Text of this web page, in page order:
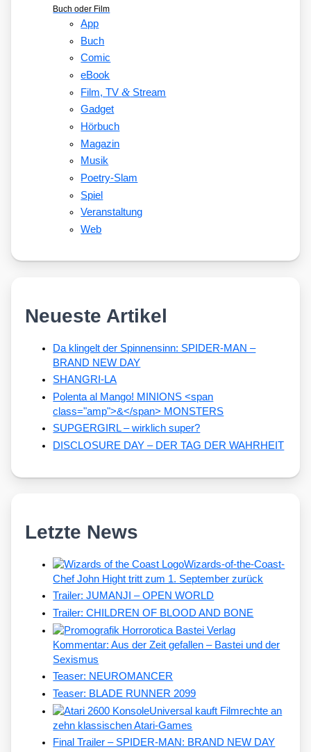
Buch oder Film
App
Buch
Comic
eBook
Film, TV&Stream
Gadget
Hörbuch
Magazin
Musik
Poetry-Slam
Spiel
Veranstaltung
Web
Neueste Artikel
Da klingelt der Spinnensinn: SPIDER-MAN –
BRAND NEW DAY
SHANGRI-LA
Polenta al Mango! MINIONS <span
class="amp">&</span> MONSTERS
SUPGERGIRL – wirklich super?
DISCLOSURE DAY – DER TAG DER WAHRHEIT
Letzte News
Wizards-of-the-Coast-
Chef John Hight tritt zum 1. September zurück
Trailer: JUMANJI – OPEN WORLD
Trailer: CHILDREN OF BLOOD AND BONE
Kommentar: Aus der Zeit gefallen – Bastei und der
Sexismus
Teaser: NEUROMANCER
Teaser: BLADE RUNNER 2099
Universal kauft Filmrechte an
zehn klassischen Atari-Games
Final Trailer – SPIDER-MAN: BRAND NEW DAY